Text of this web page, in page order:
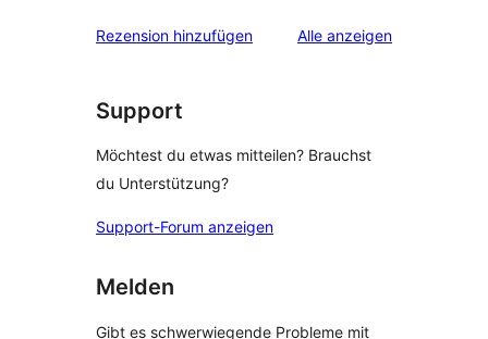
Rezensionen
Rezension hinzufügen Alle Rezensionen
anzeigen
Support
Möchtest du etwas mitteilen? Brauchst
du Unterstützung?
Support-Forum anzeigen
Melden
Gibt es schwerwiegende Probleme mit